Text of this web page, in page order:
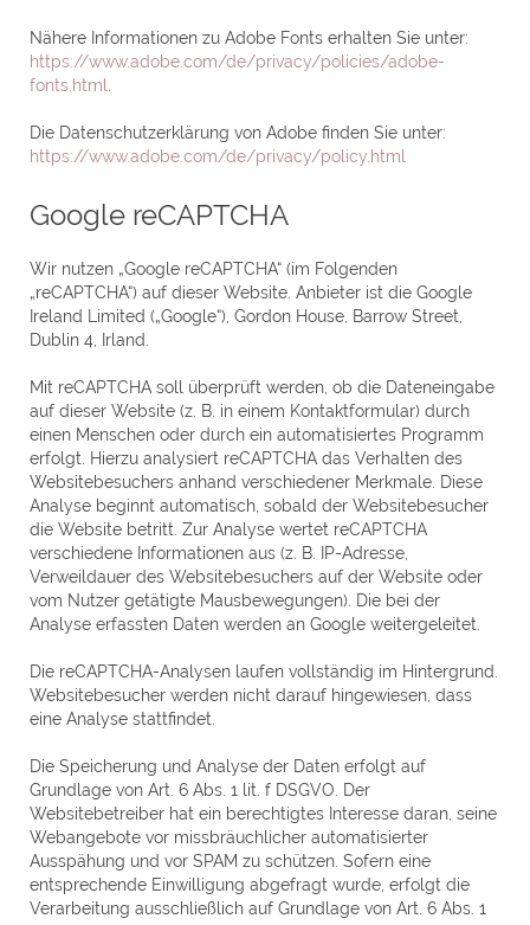
Nähere Informationen zu Adobe Fonts erhalten Sie unter:
https://www.adobe.com/de/privacy/policies/adobe-
fonts.html
Die Datenschutzerklärung von Adobe finden Sie unter:
https://www.adobe.com/de/privacy/policy.html
Google reCAPTCHA
Wir nutzen „Google reCAPTCHA“ (im Folgenden
„reCAPTCHA“) auf dieser Website. Anbieter ist die Google
Ireland Limited („Google“), Gordon House, Barrow Street,
Dublin 4, Irland.
Mit reCAPTCHA soll überprüft werden, ob die Dateneingabe
auf dieser Website (z. B. in einem Kontaktformular) durch
einen Menschen oder durch ein automatisiertes Programm
erfolgt. Hierzu analysiert reCAPTCHA das Verhalten des
Websitebesuchers anhand verschiedener Merkmale. Diese
Analyse beginnt automatisch, sobald der Websitebesucher
die Website betritt. Zur Analyse wertet reCAPTCHA
verschiedene Informationen aus (z. B. IP-Adresse,
Verweildauer des Websitebesuchers auf der Website oder
vom Nutzer getätigte Mausbewegungen). Die bei der
Analyse erfassten Daten werden an Google weitergeleitet.
Die reCAPTCHA-Analysen laufen vollständig im Hintergrund.
Websitebesucher werden nicht darauf hingewiesen, dass
eine Analyse stattfindet.
Die Speicherung und Analyse der Daten erfolgt auf
Grundlage von Art. 6 Abs. 1 lit. f DSGVO. Der
Websitebetreiber hat ein berechtigtes Interesse daran, seine
Webangebote vor missbräuchlicher automatisierter
Ausspähung und vor SPAM zu schützen. Sofern eine
entsprechende Einwilligung abgefragt wurde, erfolgt die
Verarbeitung ausschließlich auf Grundlage von Art. 6 Abs. 1